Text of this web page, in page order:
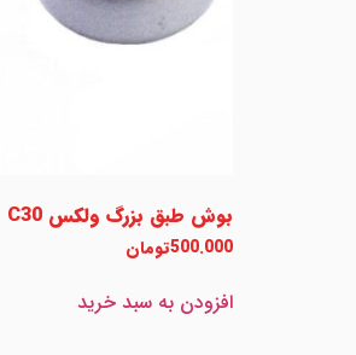
بوش طبق بزرگ ولکس C30
500.000تومان
افزودن به سبد خرید